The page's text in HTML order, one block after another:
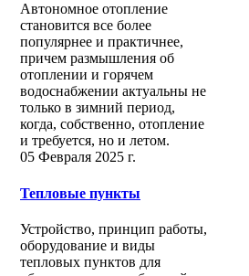
Автономное отопление
становится все более
популярнее и практичнее,
причем размышления об
отоплении и горячем
водоснабжении актуальны не
только в зимний период,
когда, собственно, отопление
и требуется, но и летом.
05 Февраля 2025 г.
Тепловые пункты
Устройство, принцип работы,
оборудование и виды
тепловых пунктов для